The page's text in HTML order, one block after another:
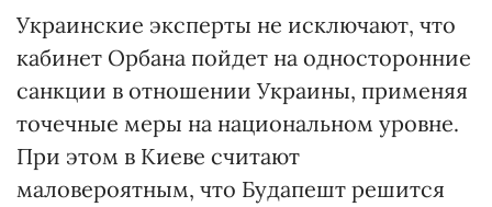
Украинские эксперты не исключают, что
кабинет Орбана пойдет на односторонние
санкции в отношении Украины, применяя
точечные меры на национальном уровне.
При этом в Киеве считают
маловероятным, что Будапешт решится